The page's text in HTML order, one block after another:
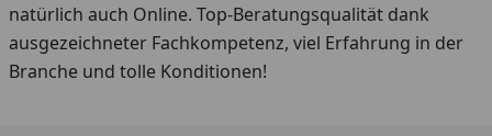
natürlich auch Online. Top-Beratungsqualität dank
ausgezeichneter Fachkompetenz, viel Erfahrung in der
Branche und tolle Konditionen!